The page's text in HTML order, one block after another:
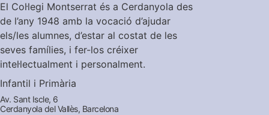
El Col·legi Montserrat és a Cerdanyola des
de l’any 1948 amb la vocació d’ajudar
els/les alumnes, d’estar al costat de les
seves famílies, i fer-los créixer
intel·lectualment i personalment.
Infantil i Primària
Av. Sant Iscle, 6
Cerdanyola del Vallès, Barcelona